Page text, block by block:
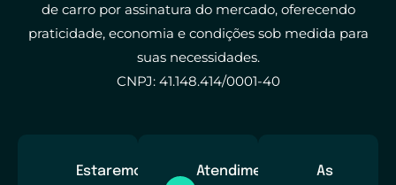
de carro por assinatura do mercado, oferecendo
praticidade, economia e condições sob medida para
suas necessidades.
CNPJ: 41.148.414/0001-40
Estaremos
Atendimento
As